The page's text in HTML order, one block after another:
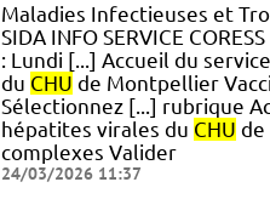
Maladies Infectieuses et
SIDA INFO SERVICE
: Lundi [...] Accueil du
du CHU de Montpellier
Sélectionnez [...] rubrique
hépatites virales du CHU de
complexes Valider
24/03/2026 11:37